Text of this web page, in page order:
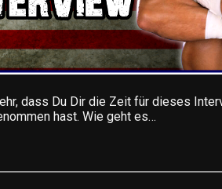
dass Du Dir die Zeit für dieses
hast. Wie geht es…